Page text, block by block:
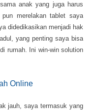
anak yang juga harus
merelakan tablet saya
didedikasikan menjadi hak
yang penting saya bisa
rumah. Ini win-win solution
Online
jauh, saya termasuk yang